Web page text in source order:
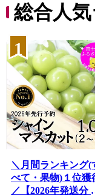
総合人
1
＼月間ランキング(
べて・果物)１位獲
／【2026年発送分